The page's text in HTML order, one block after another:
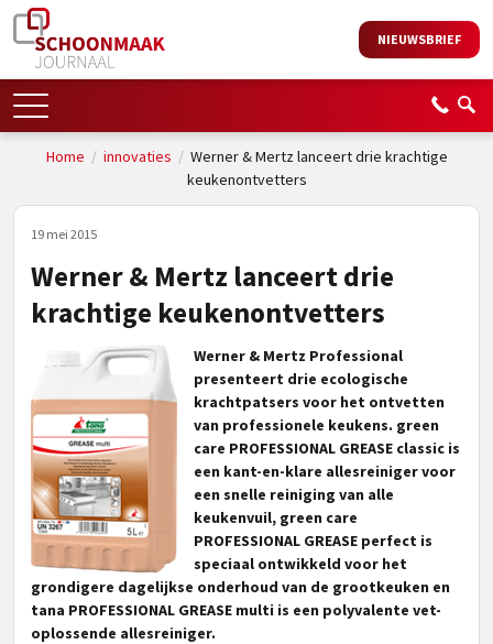
NIEUWSBRIEF
Home / innovaties / Werner & Mertz lanceert drie krachtige
keukenontvetters
19 mei 2015
Werner & Mertz lanceert drie
krachtige keukenontvetters
Werner & Mertz Professional
presenteert drie ecologische
krachtpatsers voor het ontvetten
van professionele keukens. green
care PROFESSIONAL GREASE classic is
een kant-en-klare allesreiniger voor
een snelle reiniging van alle
keukenvuil, green care
PROFESSIONAL GREASE perfect is
speciaal ontwikkeld voor het
grondigere dagelijkse onderhoud van de grootkeuken en
tana PROFESSIONAL GREASE multi is een polyvalente vet-
oplossende allesreiniger.